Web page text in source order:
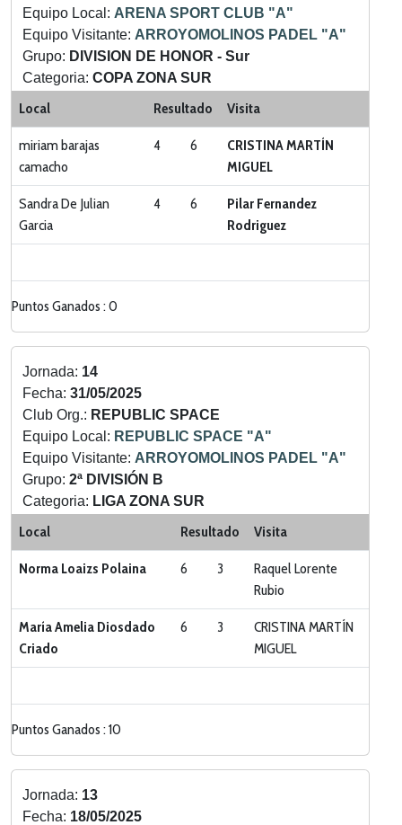
Equipo Local: ARENA SPORT CLUB "A"
Equipo Visitante: ARROYOMOLINOS PADEL "A"
Grupo: DIVISION DE HONOR - Sur
Categoria: COPA ZONA SUR
Local Resultado Visita
miriam barajas
camacho
4 6
CRISTINA MARTÍN
MIGUEL
Sandra De Julian
Garcia
4 6
Pilar Fernandez
Rodriguez
Puntos Ganados : 0
Jornada: 14
Fecha: 31/05/2025
Club Org.: REPUBLIC SPACE
Equipo Local: REPUBLIC SPACE "A"
Equipo Visitante: ARROYOMOLINOS PADEL "A"
Grupo: 2ª DIVISIÓN B
Categoria: LIGA ZONA SUR
Local Resultado Visita
Norma Loaizs Polaina 6 3
Raquel Lorente
Rubio
María Amelia Diosdado
Criado
6 3
CRISTINA MARTÍN
MIGUEL
Puntos Ganados : 10
Jornada: 13
Fecha: 18/05/2025